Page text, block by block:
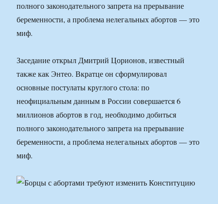
полного законодательного запрета на прерывание
беременности, а проблема нелегальных абортов — это
миф.
Заседание открыл Дмитрий Цорионов, известный
также как Энтео. Вкратце он сформулировал
основные постулаты круглого стола: по
неофициальным данным в России совершается 6
миллионов абортов в год, необходимо добиться
полного законодательного запрета на прерывание
беременности, а проблема нелегальных абортов — это
миф.